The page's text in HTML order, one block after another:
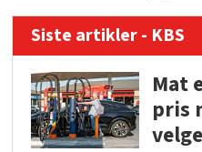
Siste artikler - KBS
Mat
pris